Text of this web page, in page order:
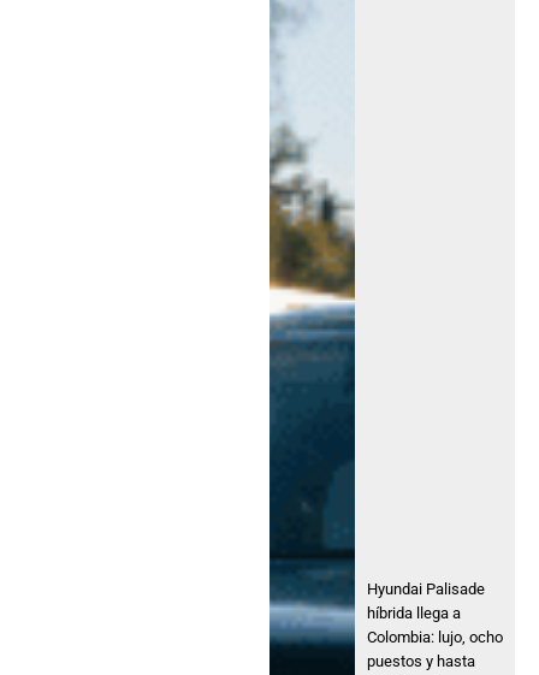
Hyundai Palisade
híbrida llega a
Colombia: lujo, ocho
puestos y hasta